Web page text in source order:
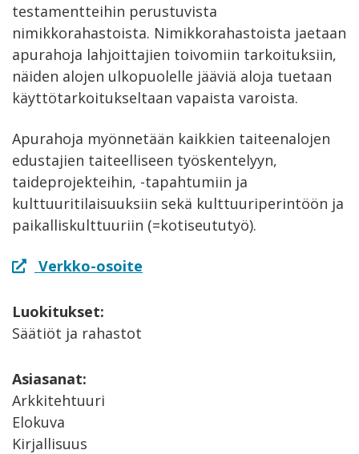
testamentteihin perustuvista
nimikkorahastoista. Nimikkorahastoista jaetaan
apurahoja lahjoittajien toivomiin tarkoituksiin,
näiden alojen ulkopuolelle jääviä aloja tuetaan
käyttötarkoitukseltaan vapaista varoista.
Apurahoja myönnetään kaikkien taiteenalojen
edustajien taiteelliseen työskentelyyn,
taideprojekteihin, -tapahtumiin ja
kulttuuritilaisuuksiin sekä kulttuuriperintöön ja
paikalliskulttuuriin (=kotiseututyö).
Verkko-osoite
Luokitukset:
Säätiöt ja rahastot
Asiasanat:
Arkkitehtuuri
Elokuva
Kirjallisuus